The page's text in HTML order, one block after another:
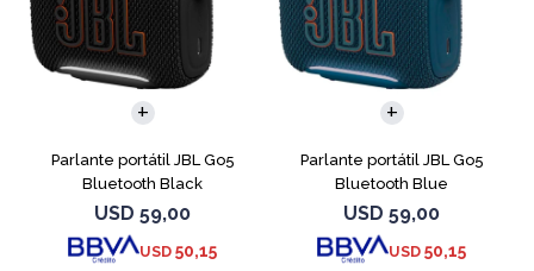
Parlante portátil JBL Go5
Bluetooth Black
USD 59,00
USD 50,15
Parlante portátil JBL Go5
Bluetooth Blue
USD 59,00
USD 50,15